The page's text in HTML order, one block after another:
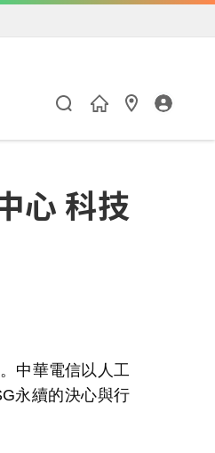
心 科技
中華電信以人工
永續的決心與行